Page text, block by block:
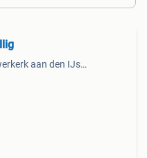
Nieuwerkerk aan den IJssel